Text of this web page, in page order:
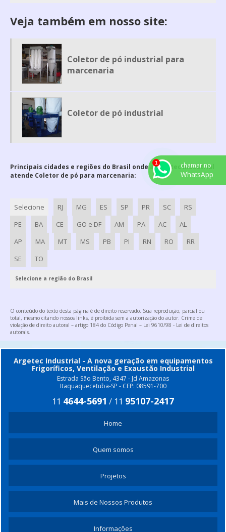
GERADOR DE FUMAÇA
MESA DE DESOSSA
MESA DE EMBALAGEM
MESA PARA CORTAR CARNE
ROSCA TRANSPORTADORA EM AÇO INOX
ROTOR PARA EXAUSTOR
ROTOR PARA EXAUSTOR CENTRIFUGO
VENTILADOR CENTRÍFUGO ALTA PRESSÃO
VENTILADOR CENTRIFUGO ALTA VAZÃO
VENTILADOR CENTRIFUGO SP
VENTILADORES CENTRÍFUGOS INDUSTRIAIS
EXAUSTOR CENTRIFUGO INDUSTRIAL RADIAL
CABINE DE PINTURA INDUSTRIAL PREÇO
ESTUFA DE COZIMENTO
ROTOR EXAUSTOR AXIAL
ROSCA TRANSPORTADORA PREÇO
EXAUSTOR CENTRIFUGO RADIAL
Veja também em nosso site:
Coletor de pó industrial para
marcenaria
Coletor de pó industrial
Principais cidades e regiões do Brasil onde a Argetec Industrial
atende Coletor de pó para marcenaria:
Selecione RJ MG ES SP PR SC
RS
PE
BA CE GO e DF AM PA AC
AL
AP
MA MT MS PB PI RN RO
RR
SE
TO
Selecione a região do Brasil
O conteúdo do texto desta página é de direito reservado. Sua reprodução, parcial ou
total, mesmo citando nossos links, é proibida sem a autorização do autor. Crime de
violação de direito autoral – artigo 184 do Código Penal – Lei 9610/98 - Lei de direitos
autorais
Argetec Industrial - A nova geração em equipamentos
Frigoríficos, Ventilação e Exaustão Industrial
Estrada São Bento, 4347 - Jd Amazonas
Itaquaquecetuba-SP - CEP: 08591-700
11 4644-5691 / 11 95107-2417
Home
Quem somos
Projetos
Mais de Nossos Produtos
Informações
chamar no
WhatsApp